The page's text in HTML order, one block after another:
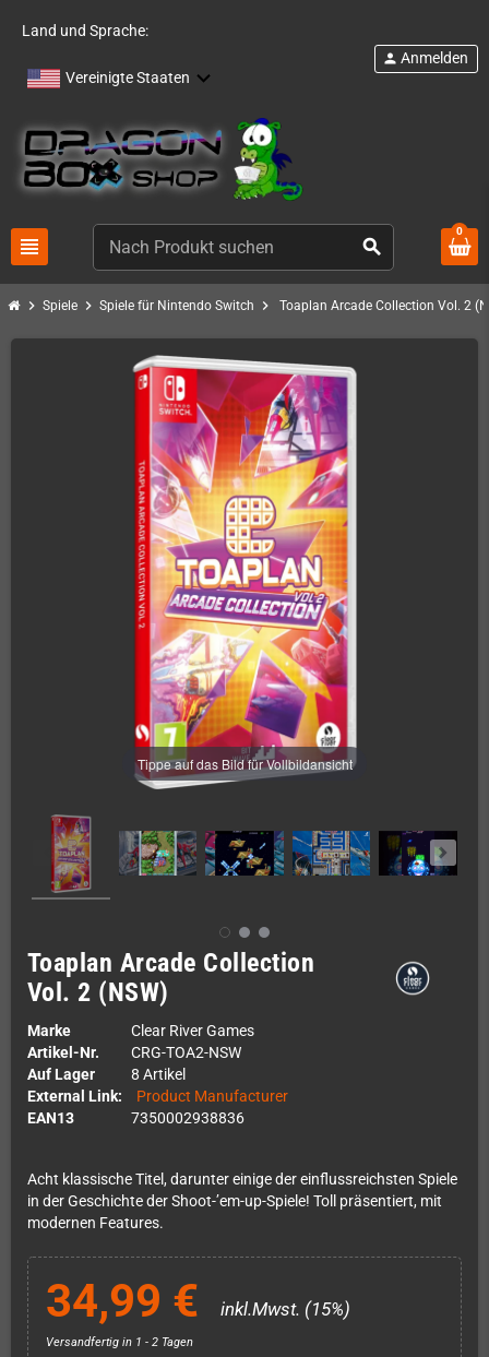
Land und Sprache:
Vereinigte Staaten
view_headline search
person Anmelden
0
chevron_right Spiele chevron_right Spiele für Nintendo Switch chevron_right Toaplan Arcade Collection Vol. 2
Tippe auf das Bild für Vollbildansicht
Toaplan Arcade Collection
Vol. 2 (NSW)
Marke
Clear River Games
Artikel-Nr.
CRG-TOA2-NSW
Auf Lager
8 Artikel
External Link:
Product Manufacturer
EAN13
7350002938836
Acht klassische Titel, darunter einige der einflussreichsten Spiele
in der Geschichte der Shoot-’em-up-Spiele! Toll präsentiert, mit
modernen Features.
34,99 € inkl.Mwst. (15%)
Versandfertig in 1 - 2 Tagen